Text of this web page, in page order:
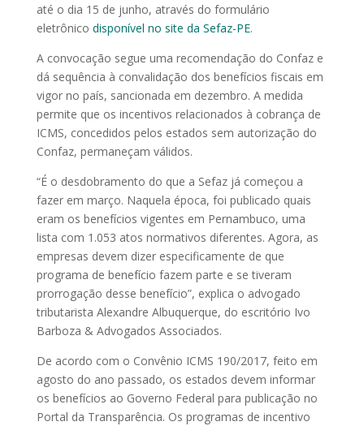
até o dia 15 de junho, através do formulário
eletrônico disponível no site da Sefaz-PE.
A convocação segue uma recomendação do Confaz e
dá sequência à convalidação dos benefícios fiscais em
vigor no país, sancionada em dezembro. A medida
permite que os incentivos relacionados à cobrança de
ICMS, concedidos pelos estados sem autorização do
Confaz, permaneçam válidos.
“É o desdobramento do que a Sefaz já começou a
fazer em março. Naquela época, foi publicado quais
eram os benefícios vigentes em Pernambuco, uma
lista com 1.053 atos normativos diferentes. Agora, as
empresas devem dizer especificamente de que
programa de benefício fazem parte e se tiveram
prorrogação desse benefício”, explica o advogado
tributarista Alexandre Albuquerque, do escritório Ivo
Barboza & Advogados Associados.
De acordo com o Convênio ICMS 190/2017, feito em
agosto do ano passado, os estados devem informar
os benefícios ao Governo Federal para publicação no
Portal da Transparência. Os programas de incentivo